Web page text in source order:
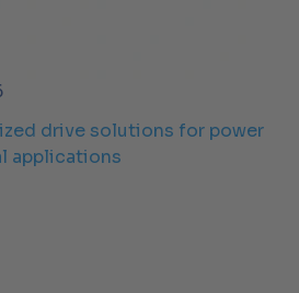
drive solutions for power
applications